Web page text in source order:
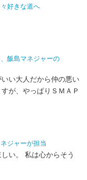
好きな道へ
飯島マネジャーの
い大人だから仲の悪い
が、やっぱりＳＭＡＰ
ジャーが担当
い。 私は心からそう